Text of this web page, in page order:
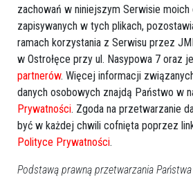
zachowań w niniejszym Serwisie moich
zapisywanych w tych plikach,
ramach korzystania z Serwisu przez
w Ostrołęce przy ul. Nasypowa 7 oraz
partnerów. Więcej informacji
danych osobowych znajdą Państwo w
Prywatności. Zgoda na przetwarzanie
być w każdej chwili cofnięta poprzez
Polityce Prywatności.
Podstawą prawną przetwarzania